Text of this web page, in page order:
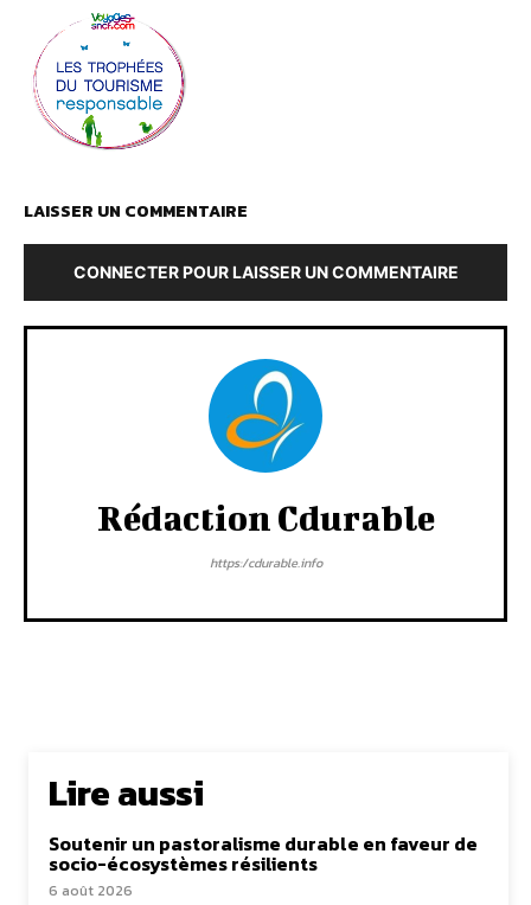
LAISSER UN COMMENTAIRE
CONNECTER POUR LAISSER UN COMMENTAIRE
Rédaction Cdurable
https:/cdurable.info
Lire aussi
Soutenir un pastoralisme durable en faveur de
socio-écosystèmes résilients
6 août 2026